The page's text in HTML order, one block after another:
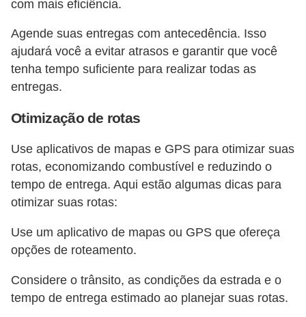
com mais eficiência.
Agende suas entregas com antecedência. Isso
ajudará você a evitar atrasos e garantir que você
tenha tempo suficiente para realizar todas as
entregas.
Otimização de rotas
Use aplicativos de mapas e GPS para otimizar suas
rotas, economizando combustível e reduzindo o
tempo de entrega. Aqui estão algumas dicas para
otimizar suas rotas:
Use um aplicativo de mapas ou GPS que ofereça
opções de roteamento.
Considere o trânsito, as condições da estrada e o
tempo de entrega estimado ao planejar suas rotas.